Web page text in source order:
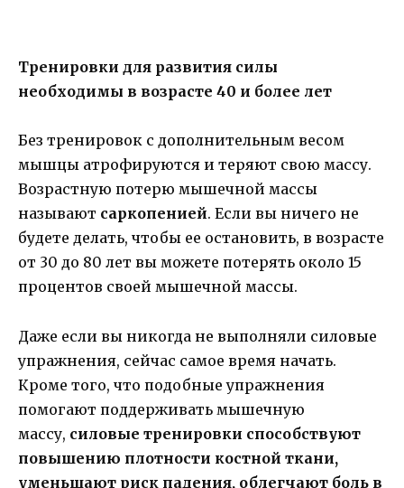
Тренировки для развития силы
необходимы в возрасте 40 и более лет
Без тренировок с дополнительным весом
мышцы атрофируются и теряют свою массу.
Возрастную потерю мышечной массы
называют саркопенией. Если вы ничего не
будете делать, чтобы ее остановить, в возрасте
от 30 до 80 лет вы можете потерять около 15
процентов своей мышечной массы.
Даже если вы никогда не выполняли силовые
упражнения, сейчас самое время начать.
Кроме того, что подобные упражнения
помогают поддерживать мышечную
массу, силовые тренировки способствуют
повышению плотности костной ткани,
уменьшают риск падения, облегчают боль в